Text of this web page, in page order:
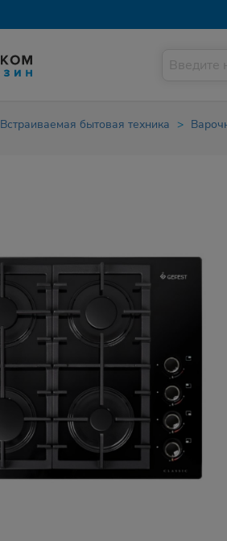
Встраиваемая бытовая техника